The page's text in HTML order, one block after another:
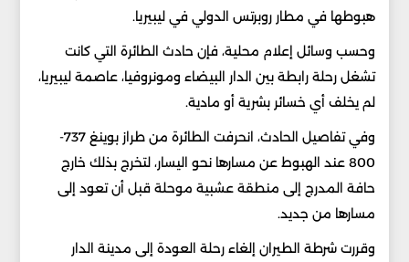
هبوطها في مطار روبرتس الدولي في ليبيريا.
وحسب وسائل إعلام محلية، فإن حادث الطائرة التي كانت
تشغل رحلة رابطة بين الدار البيضاء ومونروفيا، عاصمة ليبيريا،
لم يخلف أي خسائر بشرية أو مادية.
وفي تفاصيل الحادث، انحرفت الطائرة من طراز بوينغ 737-
800 عند الهبوط عن مسارها نحو اليسار، لتخرج بذلك خارج
حافة المدرج إلى منطقة عشبية موحلة قبل أن تعود إلى
مسارها من جديد.
وقررت شرطة الطيران إلغاء رحلة العودة إلى مدينة الدار